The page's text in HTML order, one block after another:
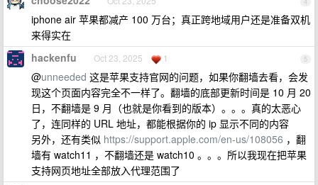
iphone air 苹果都减产 100 万台；真正跨地域用户还是准备双机
来得实在
5
hackenfu Oct 23, 2025 1
@unneeded 这是苹果支持官网的问题，如果你翻墙去看，会发
现这个页面内容完全不一样了。翻墙的底部更新时间是 10 月 20
日，不翻墙是 9 月（也就是你看到的版本）。。。真的太恶心
了，连同样的 URL 地址，都能根据你的 ip 显示不同的内容
另外，还有类似 https://support.apple.com/en-us/108056 ，翻
墙有 watch11 ，不翻墙还是 watch10 。。。所以我现在把苹果
支持网页地址全部放入代理范围了